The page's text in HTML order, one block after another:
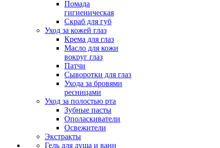
Помада
гигиеническая
Скраб для губ
Уход за кожей глаз
Крема для глаз
Масло для кожи
вокруг глаз
Патчи
Сыворотки для глаз
Ухода за бровями
ресницами
Уход за полостью рта
Зубные пасты
Ополаскиватели
Освежители
Экстракты
Гель для душа и ванн